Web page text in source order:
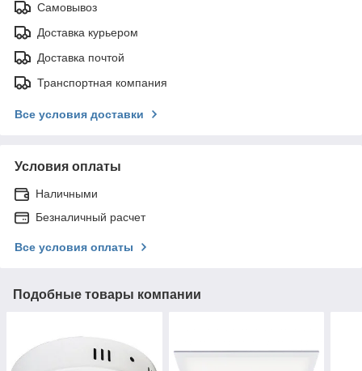
Самовывоз
Доставка курьером
Доставка почтой
Транспортная компания
Все условия доставки
Условия оплаты
Наличными
Безналичный расчет
Все условия оплаты
Подобные товары компании